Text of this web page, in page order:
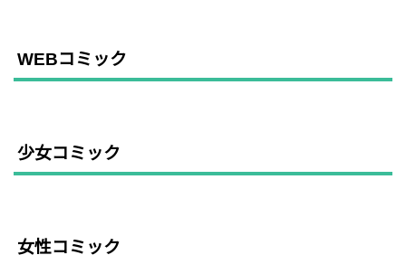
WEBコミック
少女コミック
女性コミック